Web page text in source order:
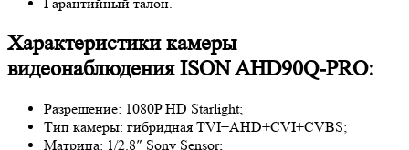
Характеристики камеры
видеонаблюдения ISON AHD90Q-PRO:
Разрешение: 1080P HD Starlight;
Тип камеры: гибридная TVI+AHD+CVI+CVBS;
Матрица: 1/2.8″ Sony Sensor;